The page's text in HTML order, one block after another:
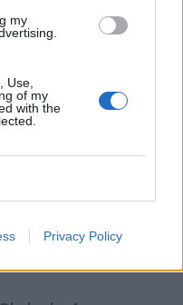
my
Use,
of my
with the
Privacy Policy